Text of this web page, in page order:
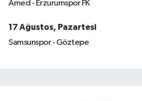
Amed - Erzurumspor FK
17 Ağustos, Pazartesi
Samsunspor - Göztepe